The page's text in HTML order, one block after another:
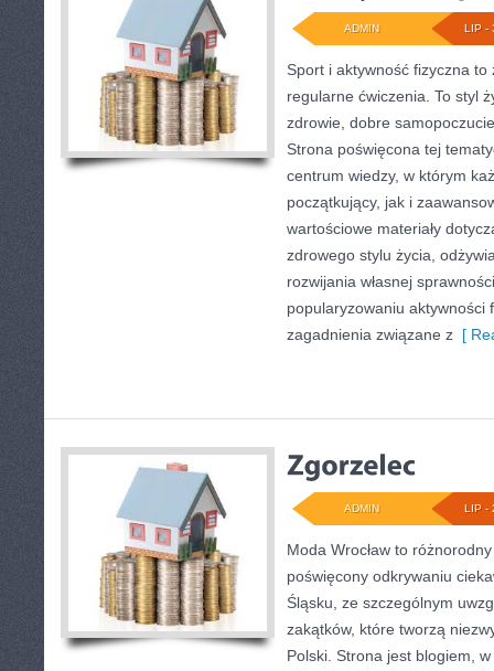
LIP -
ADMIN
Sport i aktywność fizyczna
regularne ćwiczenia. To styl
zdrowie, dobre
Strona poświęcona tej
centrum wiedzy, w którym
początkujący, jak i
wartościowe materiały
zdrowego stylu życia,
rozwijania własnej
popularyzowaniu aktywności
zagadnienia związane z [
LIP -
ADMIN
Moda Wrocław to
poświęcony odkrywaniu
Śląsku, ze szczególnym
zakątków, które tworzą
Polski. Strona jest blogiem,